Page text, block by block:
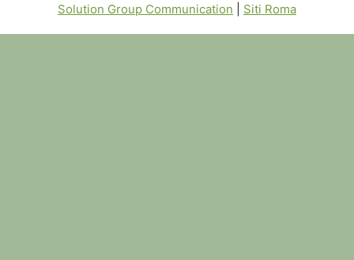
Solution Group Communication
Siti Roma